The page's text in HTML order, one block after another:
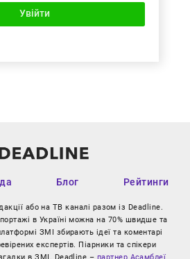
Увійти
Блог Рейтинги
або на ТВ каналі разом із Deadline.
в Україні можна на 70% швидше та
ЗМІ збирають ідеї та коментарі
експертів. Піарники та спікери